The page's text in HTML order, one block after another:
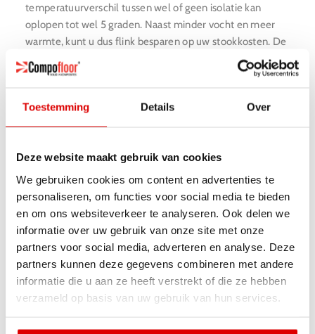
Toestemming Details Over
Deze website maakt gebruik van cookies
We gebruiken cookies om content en advertenties te
personaliseren, om functies voor social media te bieden
en om ons websiteverkeer te analyseren. Ook delen we
informatie over uw gebruik van onze site met onze
partners voor social media, adverteren en analyse. Deze
partners kunnen deze gegevens combineren met andere
informatie die u aan ze heeft verstrekt of die ze hebben
verzameld op basis van uw gebruik van hun services.
temperatuurverschil tussen wel of geen isolatie kan
oplopen tot wel 5 graden. Naast minder vocht en meer
warmte, kunt u dus flink besparen op uw stookkosten. De
Eenvoudige en snelle montage:
Compofloor wordt in onze
een stabiele kwaliteit en snelle montage. Doordat de
elementen in elkaar worden geklikt passen de elementen
Geen afval:Compofloor wordt Prefab aangeleverd. Dit
betekent dat er tijdens de montage van de vloer geen
verspanende bewerkingen uitgevoerd worden. De overlast
voor de bewoners en de buurt wordt hierdoor tot minimum
beperkt. Ook is er tijdens de montage weinig rest-materiaal
zodat uw woning niet wordt vervuild.